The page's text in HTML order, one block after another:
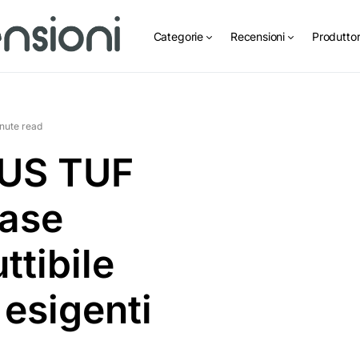
Categorie Recensioni
read
TUF